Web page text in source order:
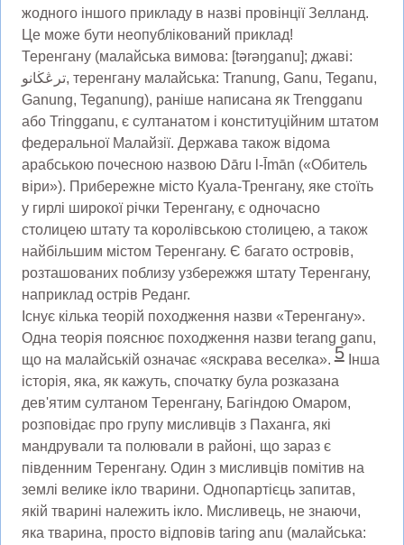
жодного іншого прикладу в назві провінції Зелланд.
Це може бути неопублікований приклад!
Теренгану (малайська вимова: [tərəŋɡanu]; джаві:
ترڠڬانو, теренгану малайська: Tranung, Ganu, Teganu,
Ganung, Teganung), раніше написана як Trengganu
або Tringganu, є султанатом і конституційним штатом
федеральної Малайзії. Держава також відома
арабською почесною назвою Dāru l-Īmān («Обитель
віри»). Прибережне місто Куала-Тренгану, яке стоїть
у гирлі широкої річки Теренгану, є одночасно
столицею штату та королівською столицею, а також
найбільшим містом Теренгану. Є багато островів,
розташованих поблизу узбережжя штату Теренгану,
наприклад острів Реданг.
Існує кілька теорій походження назви «Теренгану».
Одна теорія пояснює походження назви terang ganu,
що на малайській означає «яскрава веселка».5Інша
історія, яка, як кажуть, спочатку була розказана
дев'ятим султаном Теренгану, Багіндою Омаром,
розповідає про групу мисливців з Паханга, які
мандрували та полювали в районі, що зараз є
південним Теренгану. Один з мисливців помітив на
землі велике ікло тварини. Однопартієць запитав,
якій тварині належить ікло. Мисливець, не знаючи,
яка тварина, просто відповів taring anu (малайська: